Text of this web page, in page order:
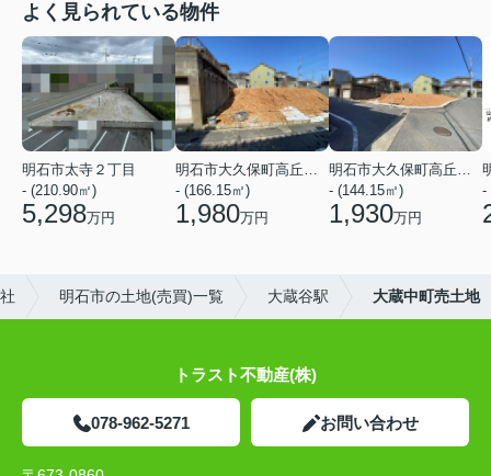
よく見られている物件
明石市太寺２丁目
- (210.90㎡)
5,298万円
明石市大久保町高丘１丁目
- (166.15㎡)
1,980万円
明石市大久保町高丘１丁目
- (144.15㎡)
1,930万円
-
明石市の土地(売買)一覧 大蔵谷駅 大蔵中町売土地
トラスト不動産(株)
078-962-5271 お問い合わせ